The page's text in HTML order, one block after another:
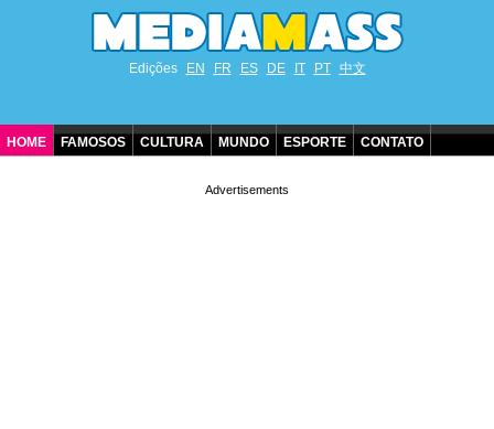
Edições EN FR ES DE IT PT 中文
HOME FAMOSOS CULTURA MUNDO ESPORTE CONTATO